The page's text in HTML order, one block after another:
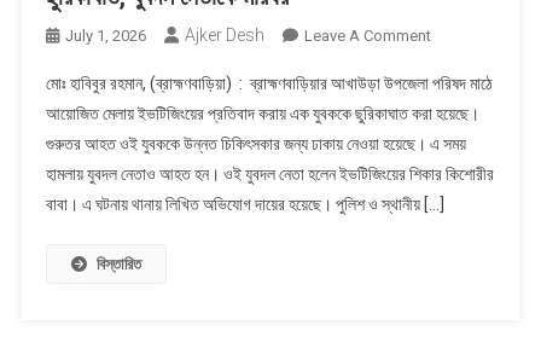
July 1, 2026 Ajker Desh Leave A CommentOn
মেলায়
ইভটিংজিংয়ের
প্রতিবাদ
:
যুবককে
মোঃ হাবিবুর রহমান, (ব্রাহ্মণবাড়িয়া) : ব্রাহ্মণবাড়িয়ার আখাউড়া উপজেলা পরিষদ মাঠে
আয়োজিত মেলায় ইভটিজিংয়ের প্রতিবাদ করায় এক যুবককে ছুরিকাঘাত করা হয়েছে।
গুরুতর আহত ওই যুবককে উন্নত চিকিৎসকার জন্য ঢাকায় নেওয়া হয়েছে। এ সময়
হামলায় যুবদল নেতাও আহত হন। ওই যুবদল নেতা হলেন ইভটিজিংয়ের শিকার কিশোরীর
বাবা। এ ঘটনায় থানায় লিখিত অভিযোগ দায়ের হয়েছে। পুলিশ ও স্থানীয় […]
বিস্তারিত